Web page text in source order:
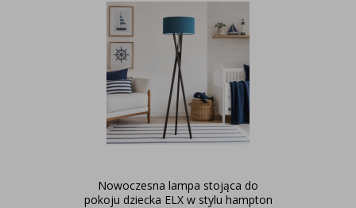
Nowoczesna lampa stojąca do
pokoju dziecka ELX w stylu hampton